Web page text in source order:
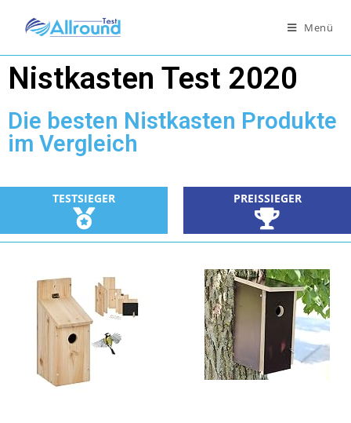
Menü
Nistkasten Test 2020
Die besten Nistkasten Produkte
im Vergleich
TESTSIEGER PREISSIEGER